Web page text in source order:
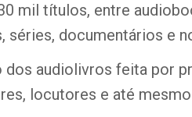
mil títulos, entre
séries, documentários e
dos audiolivros feita por
locutores e até
Whatsapp